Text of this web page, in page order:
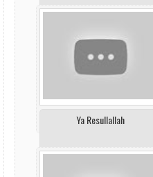
Ya Resullallah